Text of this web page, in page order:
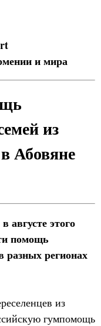
и мира
из
Абовяне
августе этого
помощь
регионах
из
гумпомощь